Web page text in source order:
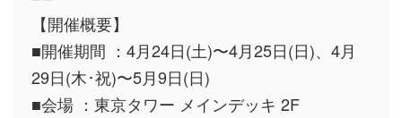
【開催概要】
■開催期間 ：4月24日(土)〜4月25日(日)、4月
29日(木･祝)〜5月9日(日)
■会場 ：東京タワー メインデッキ 2F